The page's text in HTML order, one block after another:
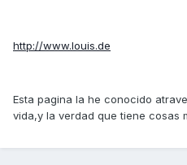
http://www.louis.de
Esta pagina la he conocido
vida,y la verdad que tiene cosas